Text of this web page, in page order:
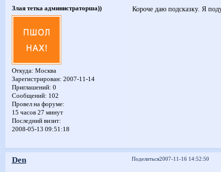
Злая тетка администраторша))
Откуда: Москва
Зарегистрирован: 2007-11-14
Приглашений: 0
Сообщений: 102
Провел на форуме:
15 часов 27 минут
Последний визит:
2008-05-13 09:51:18
Короче даю подсказку. Я
Поделиться2007-11-16 14:52:50
Den